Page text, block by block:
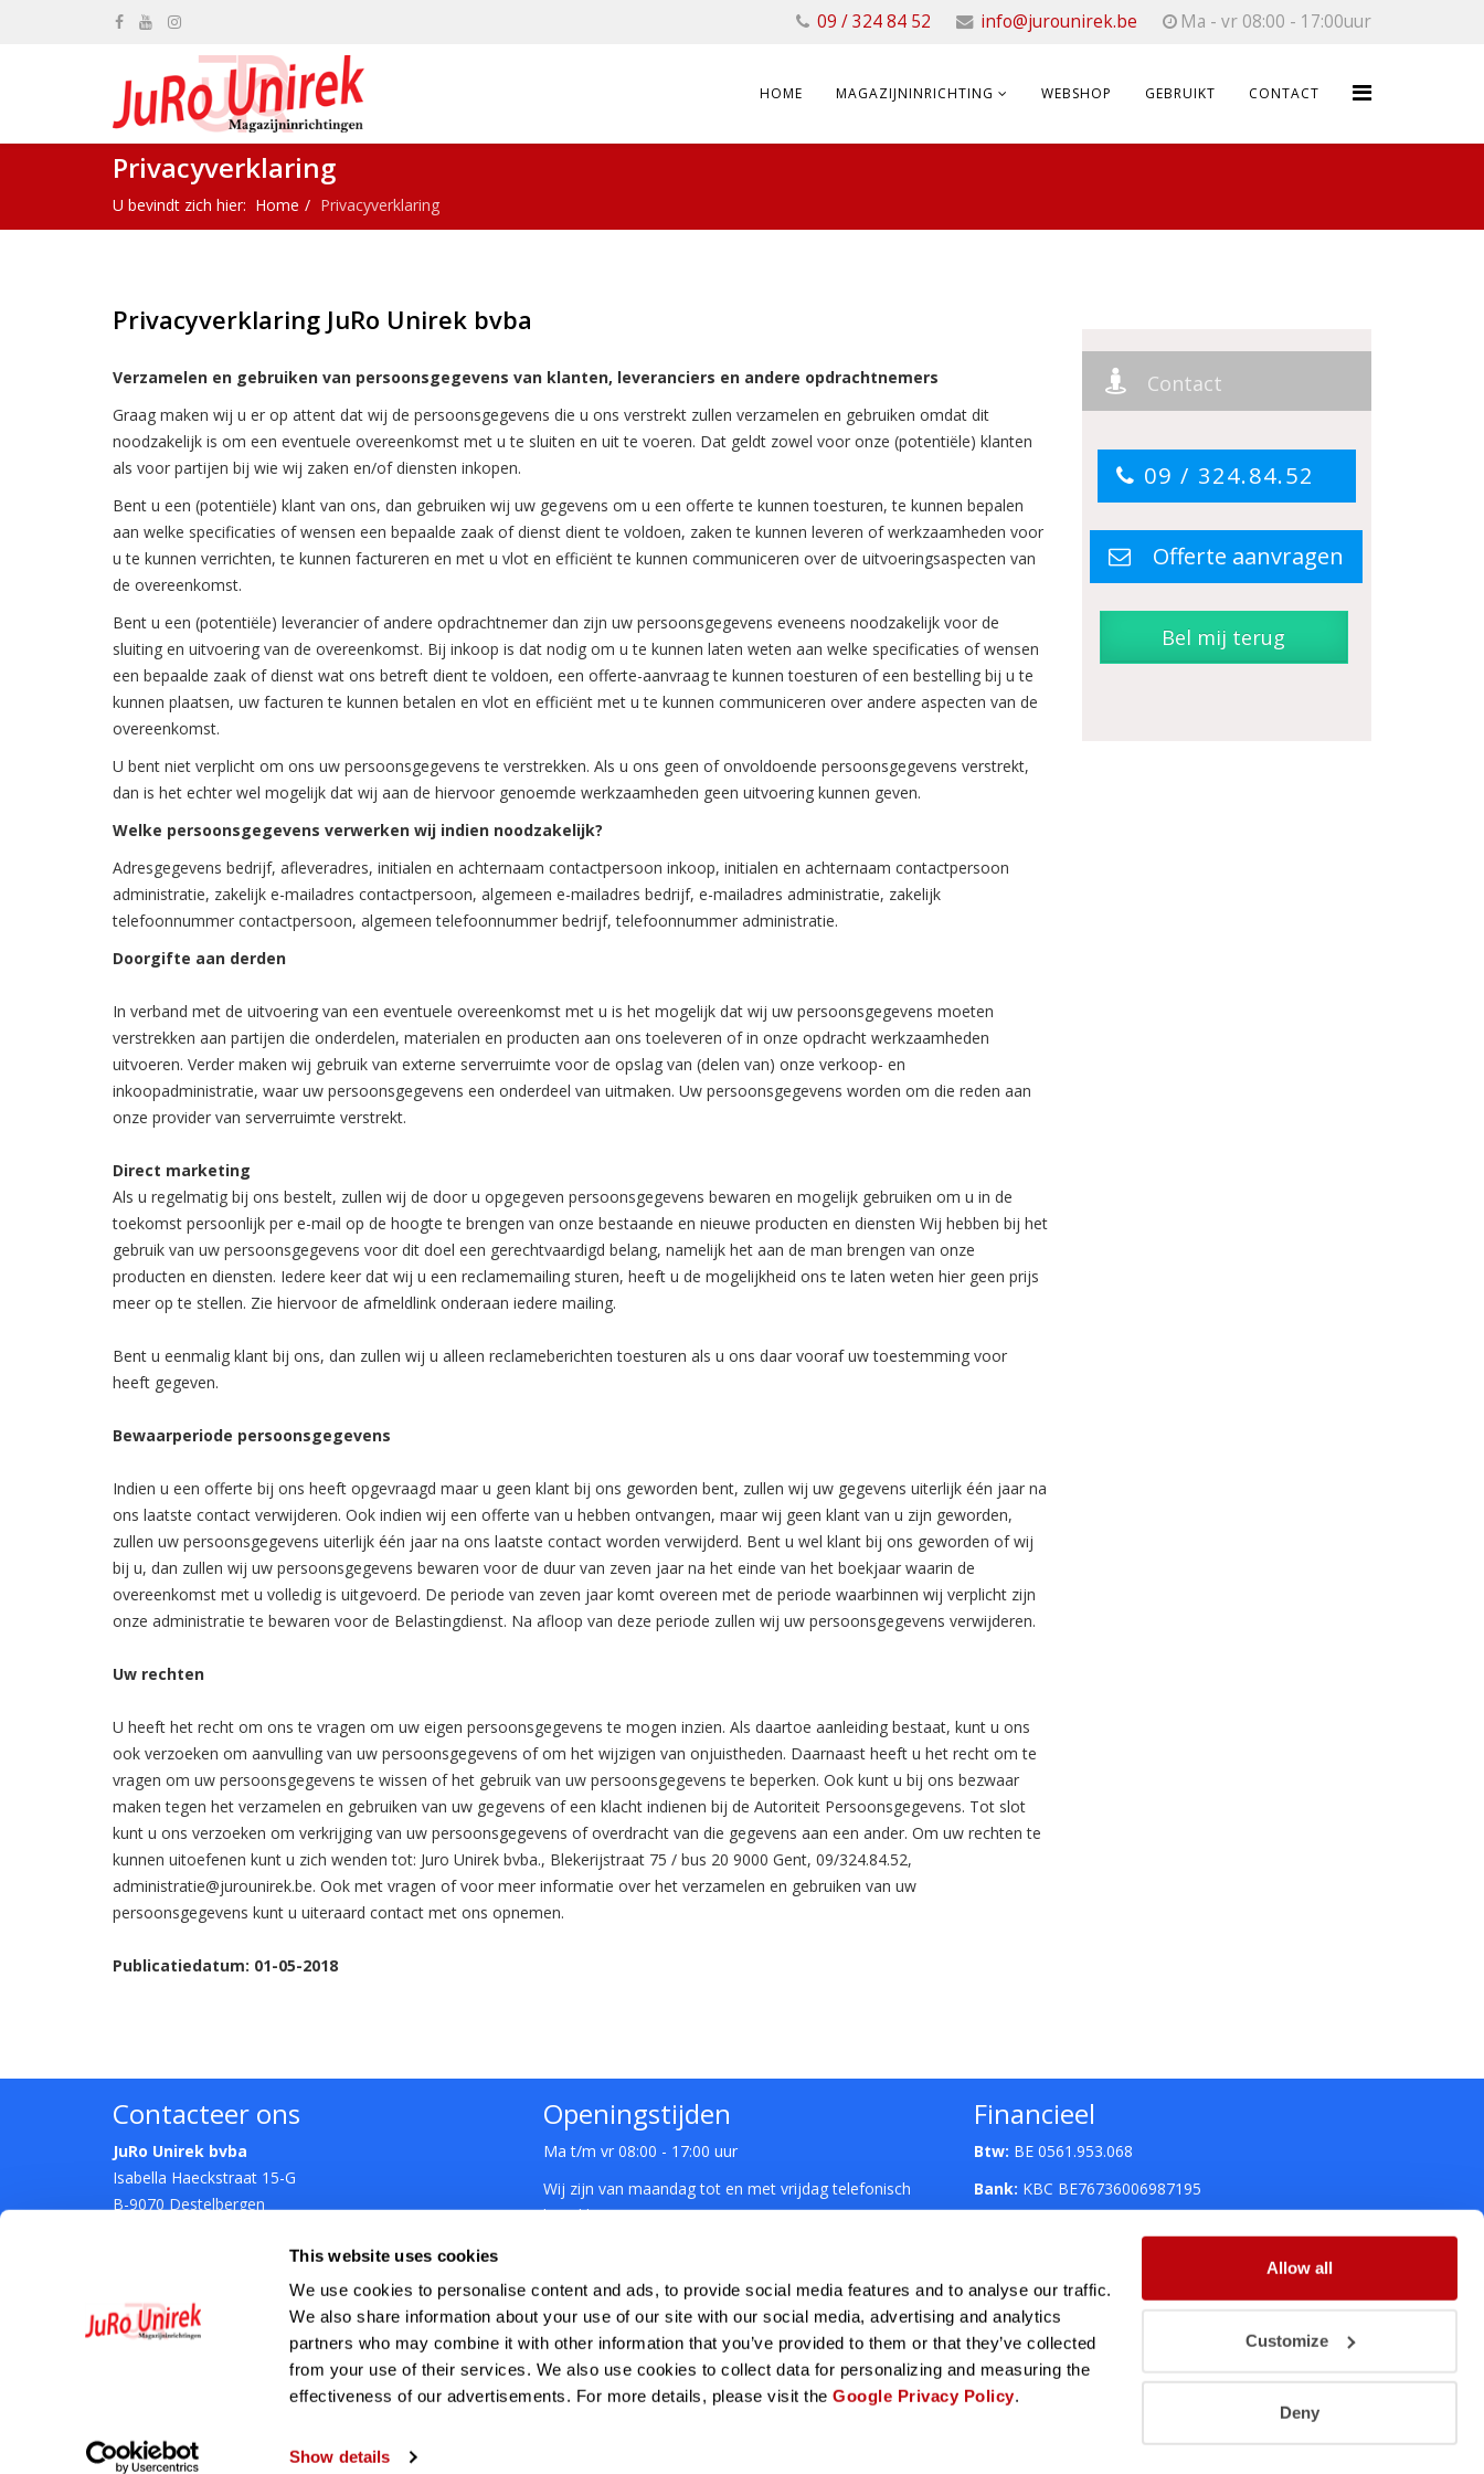
This website uses cookies
We use cookies to personalise content and ads, to provide social media features and to analyse our traffic.
We also share information about your use of our site with our social media, advertising and analytics
partners who may combine it with other information that you’ve provided to them or that they’ve collected
from your use of their services. We also use cookies to collect data for personalizing and measuring the
effectiveness of our advertisements. For more details, please visit theGoogle Privacy Policy.
Show details
Allow all
Customize
Deny
09 / 324 84 52 info@jurounirek.be Ma - vr 08:00 - 17:00uur
HOME MAGAZIJNINRICHTING WEBSHOP GEBRUIKT CONTACT
Privacyverklaring
U bevindt zich hier: Home Privacyverklaring
Privacyverklaring JuRo Unirek bvba
Verzamelen en gebruiken van persoonsgegevens van klanten, leveranciers en andere opdrachtnemers
Graag maken wij u er op attent dat wij de persoonsgegevens die u ons verstrekt zullen verzamelen en gebruiken omdat dit
noodzakelijk is om een eventuele overeenkomst met u te sluiten en uit te voeren. Dat geldt zowel voor onze (potentiële) klanten
als voor partijen bij wie wij zaken en/of diensten inkopen.
Bent u een (potentiële) klant van ons, dan gebruiken wij uw gegevens om u een offerte te kunnen toesturen, te kunnen bepalen
aan welke specificaties of wensen een bepaalde zaak of dienst dient te voldoen, zaken te kunnen leveren of werkzaamheden voor
u te kunnen verrichten, te kunnen factureren en met u vlot en efficiënt te kunnen communiceren over de uitvoeringsaspecten van
de overeenkomst.
Bent u een (potentiële) leverancier of andere opdrachtnemer dan zijn uw persoonsgegevens eveneens noodzakelijk voor de
sluiting en uitvoering van de overeenkomst. Bij inkoop is dat nodig om u te kunnen laten weten aan welke specificaties of wensen
een bepaalde zaak of dienst wat ons betreft dient te voldoen, een offerte-aanvraag te kunnen toesturen of een bestelling bij u te
kunnen plaatsen, uw facturen te kunnen betalen en vlot en efficiënt met u te kunnen communiceren over andere aspecten van de
overeenkomst.
U bent niet verplicht om ons uw persoonsgegevens te verstrekken. Als u ons geen of onvoldoende persoonsgegevens verstrekt,
dan is het echter wel mogelijk dat wij aan de hiervoor genoemde werkzaamheden geen uitvoering kunnen geven.
Welke persoonsgegevens verwerken wij indien noodzakelijk?
Adresgegevens bedrijf, afleveradres, initialen en achternaam contactpersoon inkoop, initialen en achternaam contactpersoon
administratie, zakelijk e-mailadres contactpersoon, algemeen e-mailadres bedrijf, e-mailadres administratie, zakelijk
telefoonnummer contactpersoon, algemeen telefoonnummer bedrijf, telefoonnummer administratie.
Doorgifte aan derden
In verband met de uitvoering van een eventuele overeenkomst met u is het mogelijk dat wij uw persoonsgegevens moeten
verstrekken aan partijen die onderdelen, materialen en producten aan ons toeleveren of in onze opdracht werkzaamheden
uitvoeren. Verder maken wij gebruik van externe serverruimte voor de opslag van (delen van) onze verkoop- en
inkoopadministratie, waar uw persoonsgegevens een onderdeel van uitmaken. Uw persoonsgegevens worden om die reden aan
onze provider van serverruimte verstrekt.
Direct marketing
Als u regelmatig bij ons bestelt, zullen wij de door u opgegeven persoonsgegevens bewaren en mogelijk gebruiken om u in de
toekomst persoonlijk per e-mail op de hoogte te brengen van onze bestaande en nieuwe producten en diensten Wij hebben bij het
gebruik van uw persoonsgegevens voor dit doel een gerechtvaardigd belang, namelijk het aan de man brengen van onze
producten en diensten. Iedere keer dat wij u een reclamemailing sturen, heeft u de mogelijkheid ons te laten weten hier geen prijs
meer op te stellen. Zie hiervoor de afmeldlink onderaan iedere mailing.
Bent u eenmalig klant bij ons, dan zullen wij u alleen reclameberichten toesturen als u ons daar vooraf uw toestemming voor
heeft gegeven.
Bewaarperiode persoonsgegevens
Indien u een offerte bij ons heeft opgevraagd maar u geen klant bij ons geworden bent, zullen wij uw gegevens uiterlijk één jaar na
ons laatste contact verwijderen. Ook indien wij een offerte van u hebben ontvangen, maar wij geen klant van u zijn geworden,
zullen uw persoonsgegevens uiterlijk één jaar na ons laatste contact worden verwijderd. Bent u wel klant bij ons geworden of wij
bij u, dan zullen wij uw persoonsgegevens bewaren voor de duur van zeven jaar na het einde van het boekjaar waarin de
overeenkomst met u volledig is uitgevoerd. De periode van zeven jaar komt overeen met de periode waarbinnen wij verplicht zijn
onze administratie te bewaren voor de Belastingdienst. Na afloop van deze periode zullen wij uw persoonsgegevens verwijderen.
Uw rechten
U heeft het recht om ons te vragen om uw eigen persoonsgegevens te mogen inzien. Als daartoe aanleiding bestaat, kunt u ons
ook verzoeken om aanvulling van uw persoonsgegevens of om het wijzigen van onjuistheden. Daarnaast heeft u het recht om te
vragen om uw persoonsgegevens te wissen of het gebruik van uw persoonsgegevens te beperken. Ook kunt u bij ons bezwaar
maken tegen het verzamelen en gebruiken van uw gegevens of een klacht indienen bij de Autoriteit Persoonsgegevens. Tot slot
kunt u ons verzoeken om verkrijging van uw persoonsgegevens of overdracht van die gegevens aan een ander. Om uw rechten te
kunnen uitoefenen kunt u zich wenden tot: Juro Unirek bvba., Blekerijstraat 75 / bus 20 9000 Gent, 09/324.84.52,
administratie@jurounirek.be. Ook met vragen of voor meer informatie over het verzamelen en gebruiken van uw
persoonsgegevens kunt u uiteraard contact met ons opnemen.
Publicatiedatum: 01-05-2018
Contact
09 / 324.84.52
Offerte aanvragen
Bel mij terug
Contacteer ons
JuRo Unirek bvba
Isabella Haeckstraat 15-G
B-9070 Destelbergen
Openingstijden
Ma t/m vr 08:00 - 17:00 uur
Wij zijn van maandag tot en met vrijdag telefonisch
bereikbaar van 08:00 uur tot 17:00 uur
Financieel
Btw: BE 0561.953.068
Bank: KBC BE76736006987195